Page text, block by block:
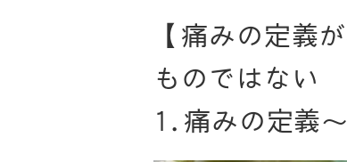
【痛みの定義
ものではない
1.痛みの定義